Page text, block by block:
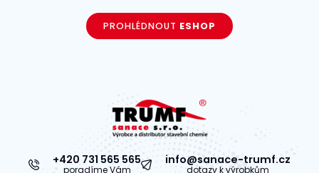
PROHLÉDNOUT ESHOP
+420 731 565 565
poradíme Vám
info@sanace-trumf.cz
dotazy k výrobkům